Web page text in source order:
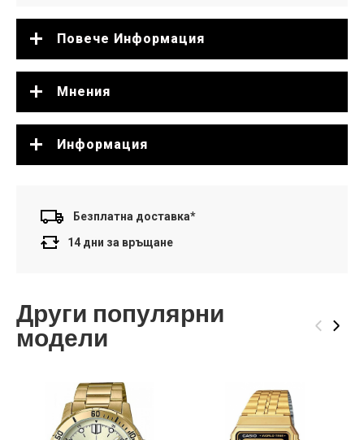
Повече Информация
Мнения
Информация
Безплатна доставка*
14 дни за връщане
Други популярни
модели ‹ ›